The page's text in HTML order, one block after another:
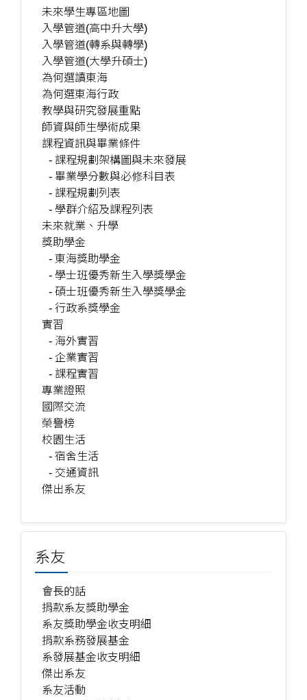
未來學生專區地圖
入學管道(高中升大學)
入學管道(轉系與轉學)
入學管道(大學升碩士)
為何選讀東海
為何選東海行政
教學與研究發展重點
師資與師生學術成果
課程資訊與畢業條件
- 課程規劃架構圖與未來發展
- 畢業學分數與必修科目表
- 課程規劃列表
- 學群介紹及課程列表
未來就業、升學
獎助學金
- 東海獎助學金
- 學士班優秀新生入學獎學金
- 碩士班優秀新生入學獎學金
- 行政系獎學金
實習
- 海外實習
- 企業實習
- 課程實習
專業證照
國際交流
榮譽榜
校園生活
- 宿舍生活
- 交通資訊
傑出系友
系友
會長的話
捐款系友獎助學金
系友獎助學金收支明細
捐款系務發展基金
系發展基金收支明細
傑出系友
系友活動